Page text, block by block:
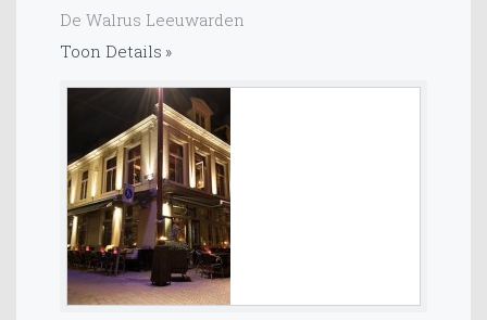
De Walrus Leeuwarden
Toon Details